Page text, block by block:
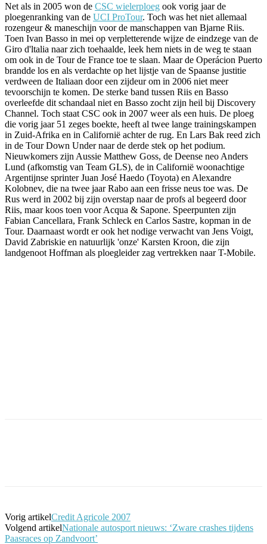
Net als in 2005 won de CSC wielerploeg ook vorig jaar de
ploegenranking van de UCI ProTour. Toch was het niet allemaal
rozengeur & maneschijn voor de manschappen van Bjarne Riis.
Toen Ivan Basso in mei op verpletterende wijze de eindzege van de
Giro d'ltalia naar zich toehaalde, leek hem niets in de weg te staan
om ook in de Tour de France toe te slaan. Maar de Operácion Puerto
brandde los en als verdachte op het lijstje van de Spaanse justitie
verdween de Italiaan door een zijdeur om in 2006 niet meer
tevoorschijn te komen. De sterke band tussen Riis en Basso
overleefde dit schandaal niet en Basso zocht zijn heil bij Discovery
Channel. Toch staat CSC ook in 2007 weer als een huis. De ploeg
die vorig jaar 51 zeges boekte, heeft al twee lange trainingskampen
in Zuid-Afrika en in Californië achter de rug. En Lars Bak reed zich
in de Tour Down Under naar de derde stek op het podium.
Nieuwkomers zijn Aussie Matthew Goss, de Deense neo Anders
Lund (afkomstig van Team GLS), de in Californië woonachtige
Argentijnse sprinter Juan José Haedo (Toyota) en Alexandre
Kolobnev, die na twee jaar Rabo aan een frisse neus toe was. De
Rus werd in 2002 bij zijn overstap naar de profs al begeerd door
Riis, maar koos toen voor Acqua & Sapone. Speerpunten zijn
Fabian Cancellara, Frank Schleck en Carlos Sastre, kopman in de
Tour. Daarnaast wordt er ook het nodige verwacht van Jens Voigt,
David Zabriskie en natuurlijk 'onze' Karsten Kroon, die zijn
landgenoot Hoffman als ploegleider zag vertrekken naar T-Mobile.
Vorig artikelCredit Agricole 2007
Volgend artikelNationale autosport nieuws: ‘Zware crashes tijdens
Paasraces op Zandvoort’